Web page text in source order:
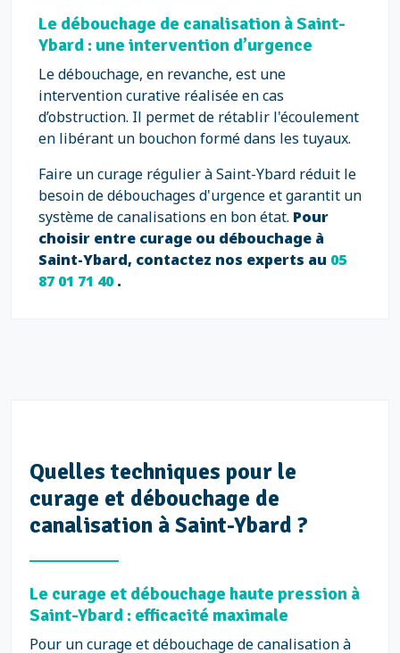
Le débouchage de canalisation à Saint-
Ybard : une intervention d’urgence
Le débouchage, en revanche, est une
intervention curative réalisée en cas
d’obstruction. Il permet de rétablir l'écoulement
en libérant un bouchon formé dans les tuyaux.
Faire un curage régulier à Saint-Ybard réduit le
besoin de débouchages d'urgence et garantit un
système de canalisations en bon état. Pour
choisir entre curage ou débouchage à
Saint-Ybard, contactez nos experts au 05
87 01 71 40.
Quelles techniques pour le
curage et débouchage de
canalisation à Saint-Ybard ?
Le curage et débouchage haute pression à
Saint-Ybard : efficacité maximale
Pour un curage et débouchage de canalisation à